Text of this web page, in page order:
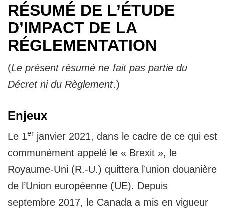
RÉSUMÉ DE L’ÉTUDE
D’IMPACT DE LA
RÉGLEMENTATION
(Le présent résumé ne fait pas partie du
Décret ni du Règlement.)
Enjeux
Le 1er janvier 2021, dans le cadre de ce qui est
communément appelé le « Brexit », le
Royaume-Uni (R.-U.) quittera l’union douanière
de l’Union européenne (UE). Depuis
septembre 2017, le Canada a mis en vigueur